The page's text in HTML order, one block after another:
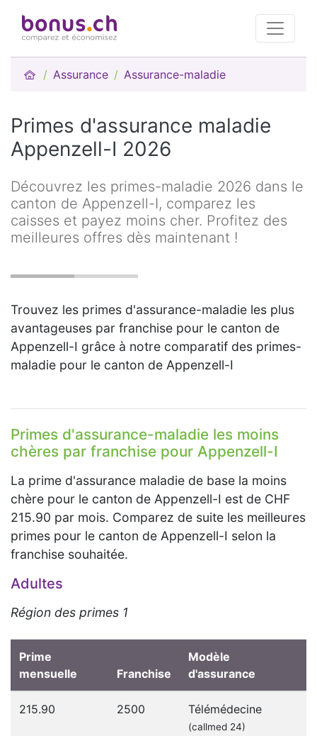
Assurance Assurance-maladie
Primes d'assurance maladie
Appenzell-I 2026
Découvrez les primes-maladie 2026 dans le
canton de Appenzell-I, comparez les
caisses et payez moins cher. Profitez des
meilleures offres dès maintenant !
Trouvez les primes d'assurance-maladie les plus
avantageuses par franchise pour le canton de
Appenzell-I grâce à notre comparatif des primes-
maladie pour le canton de Appenzell-I
Primes d'assurance-maladie les moins
chères par franchise pour Appenzell-I
La prime d'assurance maladie de base la moins
chère pour le canton de Appenzell-I est de CHF
215.90 par mois. Comparez de suite les meilleures
primes pour le canton de Appenzell-I selon la
franchise souhaitée.
Adultes
Région des primes 1
Prime
mensuelle
Franchise
Modèle
d'assurance
215.90 2500 Télémédecine
(callmed 24)